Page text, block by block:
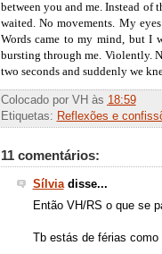
between you and me. Instead of
waited. No movements. My
Words came to my mind, but I
bursting through me. Violently.
two seconds and suddenly we
Colocado por VH às 18:59
Etiquetas: Reflexões e
11 comentários:
Sílviadisse...
Então VH/RS o que se
Tb estás de férias como